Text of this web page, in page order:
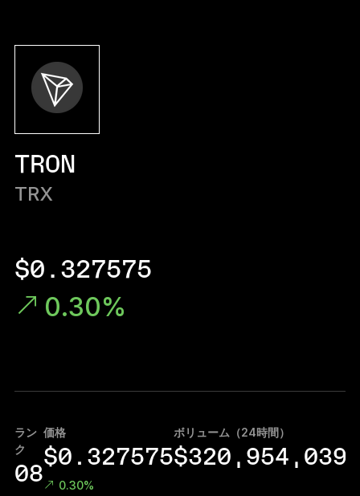
アクセサリー
復元ソリューション
TRON
TRX
$0.327575
0.30%
ラン
ク
08
価格
$0.327575
0.30%
ボリューム（24時間）
$320,954,039